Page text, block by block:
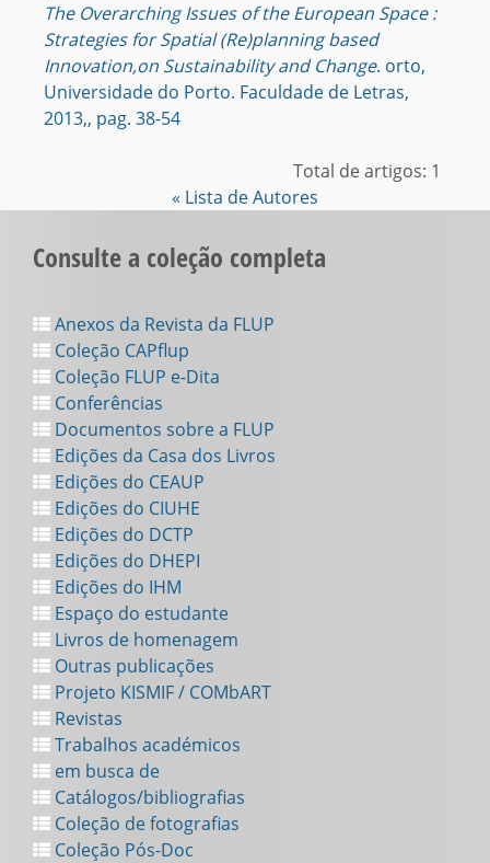
The Overarching Issues of the European Space :
Strategies for Spatial (Re)planning based
Innovation,on Sustainability and Change. orto,
Universidade do Porto. Faculdade de Letras,
2013,, pag. 38-54
Total de artigos: 1
« Lista de Autores
Consulte a coleção completa
Anexos da Revista da FLUP
Coleção CAPflup
Coleção FLUP e-Dita
Conferências
Documentos sobre a FLUP
Edições da Casa dos Livros
Edições do CEAUP
Edições do CIUHE
Edições do DCTP
Edições do DHEPI
Edições do IHM
Espaço do estudante
Livros de homenagem
Outras publicações
Projeto KISMIF / COMbART
Revistas
Trabalhos académicos
em busca de
Catálogos/bibliografias
Coleção de fotografias
Coleção Pós-Doc